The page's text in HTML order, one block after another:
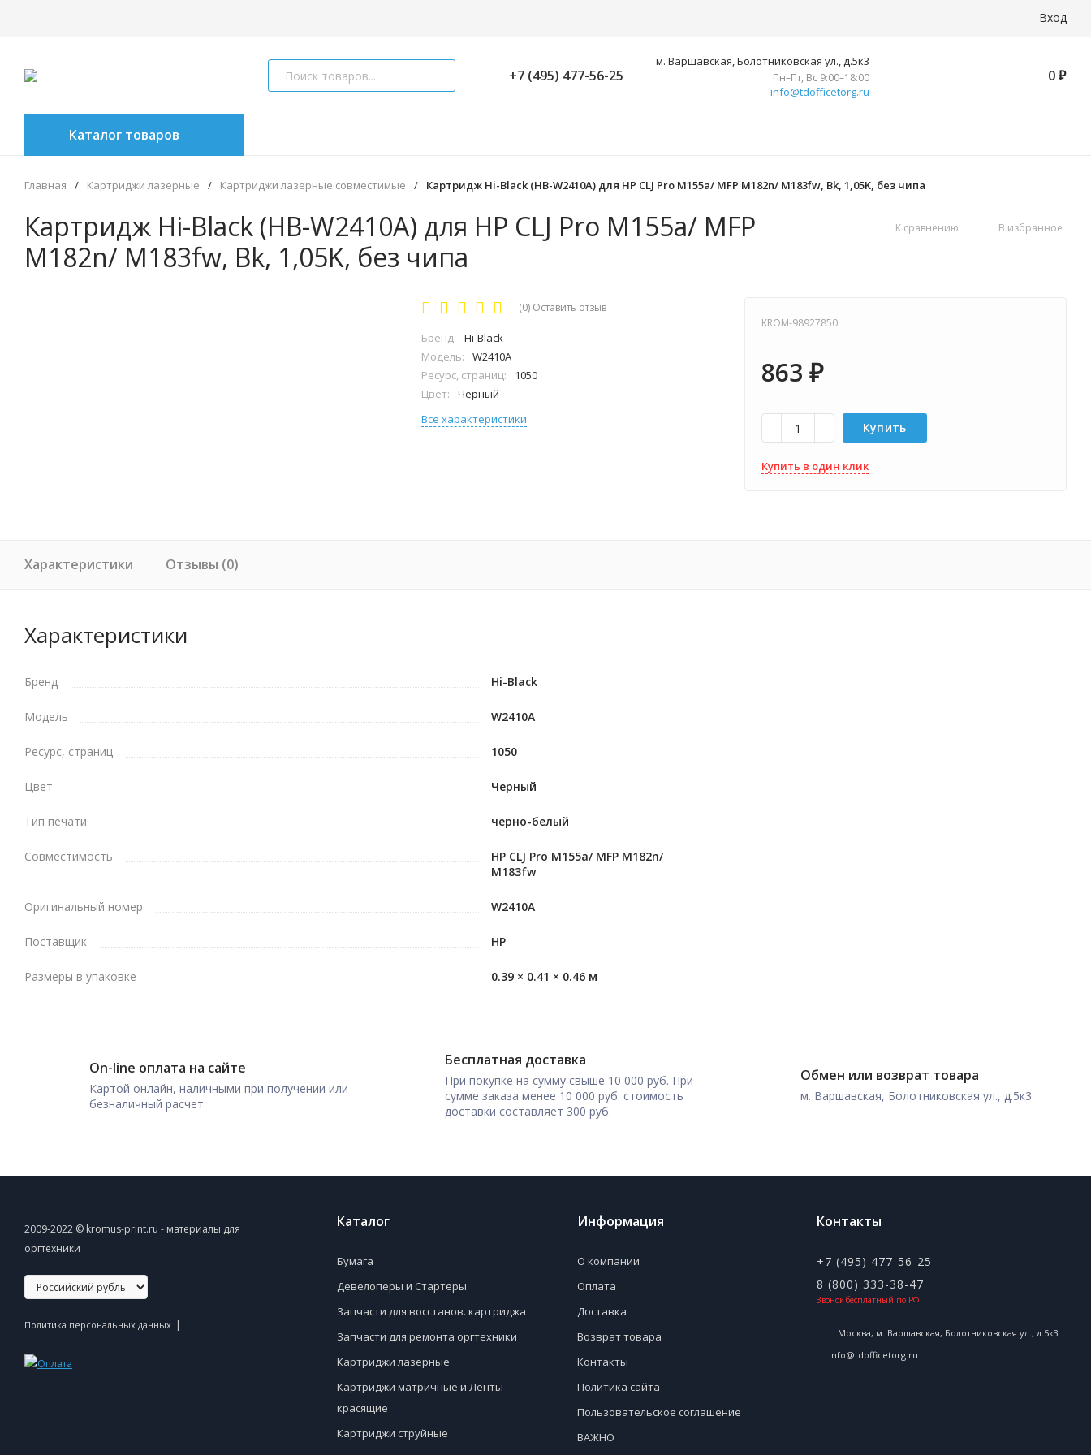
Вход
+7 (495) 477-56-25
м. Варшавская, Болотниковская ул., д.5к3
Пн–Пт, Вс 9:00–18:00
info@tdofficetorg.ru
0 ₽
Каталог товаров
Главная / Картриджи лазерные / Картриджи лазерные совместимые / Картридж Hi-Black (HB-W2410A) для HP CLJ Pro M155a/ MFP M182n/ M183fw, Bk, 1,05K, без чипа
Картридж Hi-Black (HB-W2410A) для HP CLJ Pro M155a/ MFP
M182n/ M183fw, Bk, 1,05K, без чипа
К сравнению В избранное
(0) Оставить отзыв
Бренд:
Hi-Black
Модель:
W2410A
Ресурс, страниц:
1050
Цвет:
Черный
Все характеристики
KROM-98927850
863 ₽
Купить
Купить в один клик
Характеристики Отзывы (0)
Характеристики
Бренд Hi-Black
Модель W2410A
Ресурс, страниц 1050
Цвет Черный
Тип печати черно-белый
Совместимость
HP CLJ Pro M155a/ MFP M182n/
M183fw
Оригинальный номер W2410A
Поставщик HP
Размеры в упаковке 0.39 × 0.41 × 0.46 м
On-line оплата на сайте
Картой онлайн, наличными при получении или
безналичный расчет
Бесплатная доставка
При покупке на сумму свыше 10 000 руб. При
сумме заказа менее 10 000 руб. стоимость
доставки составляет 300 руб.
Обмен или возврат товара
м. Варшавская, Болотниковская ул., д.5к3
2009-2022 © kromus-print.ru - материалы для
оргтехники
Политика персональных данных |
Каталог
Бумага
Девелоперы и Стартеры
Запчасти для восстанов. картриджа
Запчасти для ремонта оргтехники
Картриджи лазерные
Картриджи матричные и Ленты
красящие
Картриджи струйные
Информация
О компании
Оплата
Доставка
Возврат товара
Контакты
Политика сайта
Пользовательское соглашение
ВАЖНО
Контакты
+7 (495) 477-56-25
8 (800) 333-38-47
Звонок бесплатный по РФ
г. Москва, м. Варшавская, Болотниковская ул., д.5к3
info@tdofficetorg.ru